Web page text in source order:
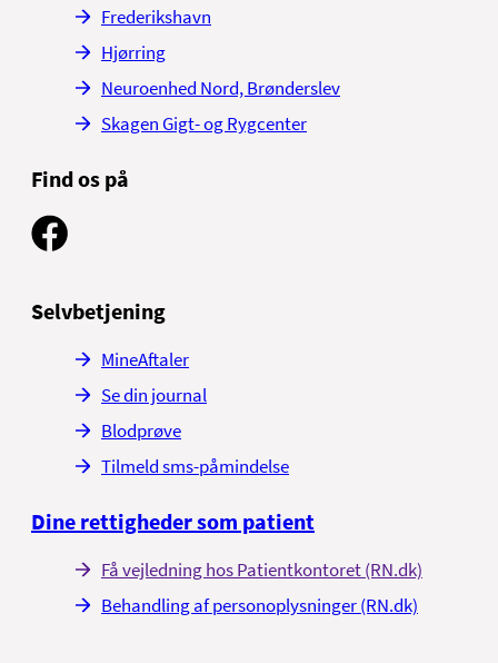
Frederikshavn
Hjørring
Neuroenhed Nord, Brønderslev
Skagen Gigt- og Rygcenter
Find os på
Selvbetjening
MineAftaler
Se din journal
Blodprøve
Tilmeld sms-påmindelse
Dine rettigheder som patient
Få vejledning hos Patientkontoret (RN.dk)
Behandling af personoplysninger (RN.dk)